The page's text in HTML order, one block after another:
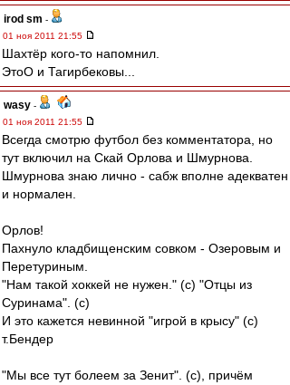
irod sm -
01 ноя 2011 21:55
Шахтёр кого-то напомнил.
ЭтоО и Тагирбековы...
wasy -
01 ноя 2011 21:55
Всегда смотрю футбол без комментатора, но
тут включил на Скай Орлова и Шмурнова.
Шмурнова знаю лично - сабж вполне адекватен
и нормален.
Орлов!
Пахнуло кладбищенским совком - Озеровым и
Перетуриным.
"Нам такой хоккей не нужен." (с) "Отцы из
Суринама". (с)
И это кажется невинной "игрой в крысу" (с)
т.Бендер
"Мы все тут болеем за Зенит". (с), причём